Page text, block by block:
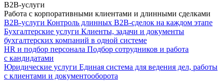
B2B-услуги
Работа с корпоративными клиентами и длинными сделками
B2B-услуги Контроль длинных B2B-сделок на каждом этапе
Бухгалтерские услуги Клиенты, задачи и документы
бухгалтерских компаний в одной системе
HR и подбор персонала Подбор сотрудников и работа
с кандидатами
Юридические услуги Единая система для ведения дел, работы
с клиентами и документооборота